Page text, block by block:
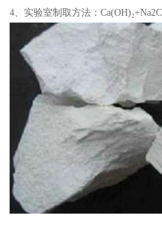
4、实验室制取方法：